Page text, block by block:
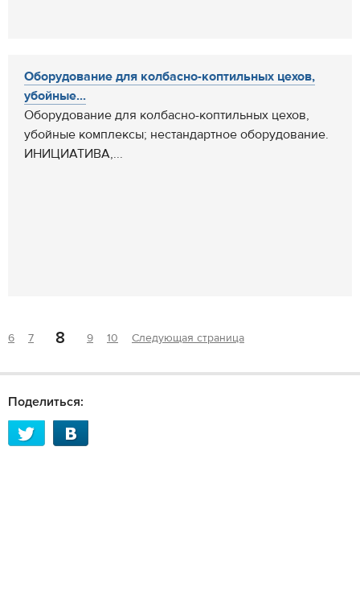
Оборудование для колбасно-коптильных цехов,
убойные...
Оборудование для колбасно-коптильных цехов,
убойные комплексы; нестандартное оборудование.
ИНИЦИАТИВА,...
6 7 8 9 10 Следующая страница
Поделиться: